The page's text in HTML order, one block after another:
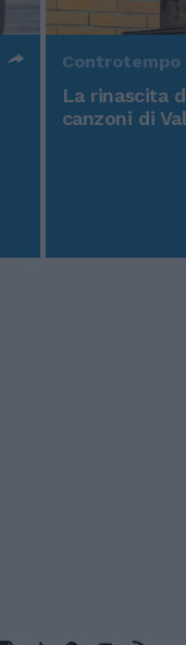
Controtempo
La rinascita
canzoni di